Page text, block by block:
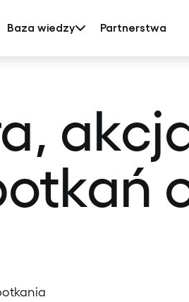
Baza wiedzy Partnerstwa